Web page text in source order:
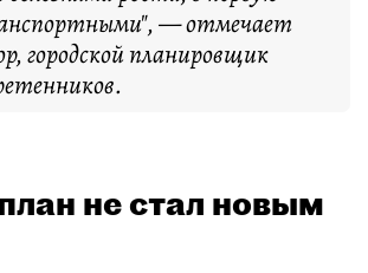
— отмечает
городской планировщик
не стал новым